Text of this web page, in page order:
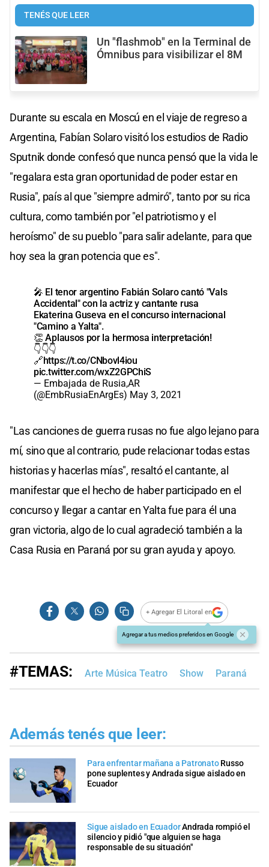
TENÉS QUE LEER
Un "flashmob" en la Terminal de
Ómnibus para visibilizar el 8M
Durante su escala en Moscú en el viaje de regreso a
Argentina, Fabían Solaro visitó los estudios de Radio
Sputnik donde confesó que nunca pensó que la vida le
"regalara esta gran oportunidad de poder estar en
Rusia", país al que "siempre admiró", tanto por su rica
cultura, como también por "el patriotismo y el
heroísmo" de su pueblo "para salir adelante, para que
hoy sea la gran potencia que es".
🎤 El tenor argentino Fabián Solaro cantó "Vals
Accidental" con la actriz y cantante rusa
Ekaterina Guseva en el concurso internacional
"Camino a Yalta".
👏 Aplausos por la hermosa interpretación!
👇👇👇
🔗https://t.co/CNbovl4iou
pic.twitter.com/wxZ2GPChiS
— Embajada de Rusia,AR
(@EmbRusiaEnArgEs) May 3, 2021
"Las canciones de guerra rusas no fue algo lejano para
mí, sino que al contrario, pude relacionar todas estas
historias y hacerlas mías", resaltó el cantante, al
manifestar que el hecho de haber participado en el
concurso y llegar a cantar en Yalta fue para él una
gran victoria, algo de lo cual agradeció también a la
Casa Rusia en Paraná por su gran ayuda y apoyo.
+ Agregar El Litoral en
Agregar a tus medios preferidos en Google
#TEMAS: Arte Música Teatro Show Paraná
Además tenés que leer:
Para enfrentar mañana a PatronatoRusso
pone suplentes y Andrada sigue aislado en
Ecuador
Sigue aislado en EcuadorAndrada rompió el
silencio y pidió "que alguien se haga
responsable de su situación"